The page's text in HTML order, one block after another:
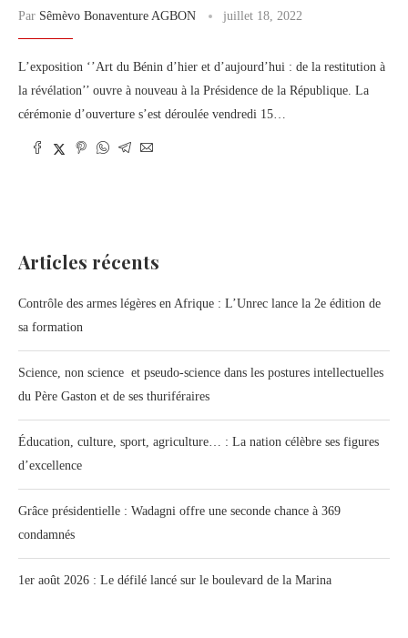
Par Sêmèvo Bonaventure AGBON juillet 18, 2022
L’exposition ‘’Art du Bénin d’hier et d’aujourd’hui : de la restitution à
la révélation’’ ouvre à nouveau à la Présidence de la République. La
cérémonie d’ouverture s’est déroulée vendredi 15…
Articles récents
Contrôle des armes légères en Afrique : L’Unrec lance la 2e édition de
sa formation
Science, non science et pseudo-science dans les postures intellectuelles
du Père Gaston et de ses thuriféraires
Éducation, culture, sport, agriculture… : La nation célèbre ses figures
d’excellence
Grâce présidentielle : Wadagni offre une seconde chance à 369
condamnés
1er août 2026 : Le défilé lancé sur le boulevard de la Marina